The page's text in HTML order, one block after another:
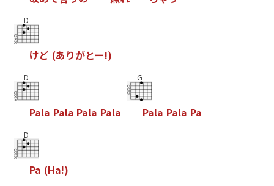
D
けど (あ りがとー!)
D
Pala Pala Pala Pala
G
Pala Pala Pa
D
Pa (Ha!)